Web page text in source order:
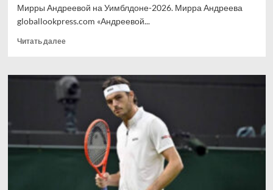
Мирры Андреевой на Уимблдоне-2026. Мирра Андреева
globallookpress.com «Андреевой...
Читать далееПрочитать
Тарпищев
рассказал,
что
нужно
Андреевой
для
успешного
выступления
Уимблдоне